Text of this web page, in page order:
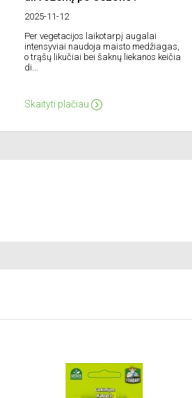
2025-11-12
Per vegetacijos laikotarpį augalai
intensyviai naudoja maisto medžiagas,
o trąšų likučiai bei šaknų liekanos keičia
di...
Skaityti plačiau